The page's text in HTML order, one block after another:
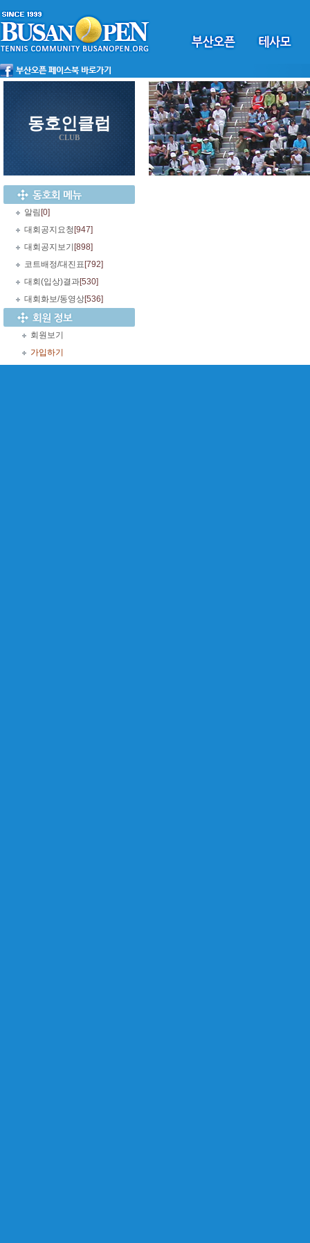
동호인클럽
CLUB
알림 [0]
대회공지요청 [947]
대회공지보기 [898]
코트배정/대진표 [792]
대회(입상)결과[530]
대회화보/동영상[536]
회원보기
가입하기